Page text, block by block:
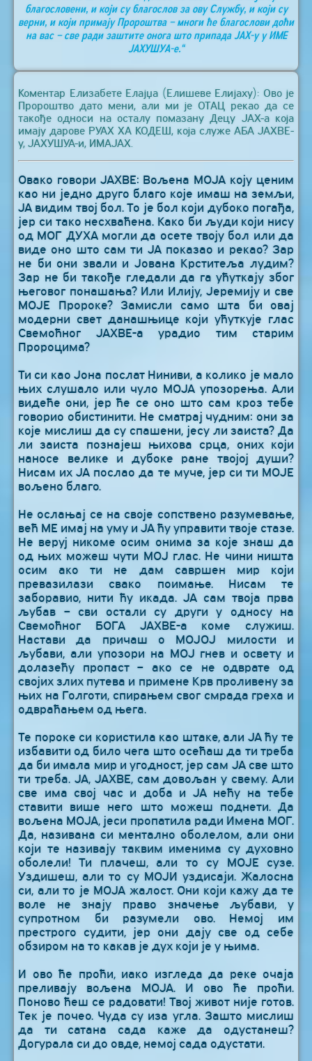
благословени, и који су благослов за ову Службу, и који су
верни, и који примају Пророштва – многи ће благослови доћи
на вас – све ради заштите онога што припада ЈАХ-у у ИМЕ
ЈАХУШУА-е.“
Коментар Елизабете Елајџа (Елишеве Елијаху): Ово је
Пророштво дато мени, али ми је ОТАЦ рекао да се
такође односи на осталу помазану Децу ЈАХ-а која
имају дарове РУАХ ХА КОДЕШ, која служе АБА ЈАХВЕ-
у, ЈАХУШУА-и, ИМАЈАХ.
Овако говори ЈАХВЕ: Вољена МОЈА коју ценим
као ни једно друго благо које имаш на земљи,
ЈА видим твој бол. То је бол који дубоко погађа,
јер си тако несхваћена. Како би људи који нису
од МОГ ДУХА могли да осете твоју бол или да
виде оно што сам ти ЈА показао и рекао? Зар
не би они звали и Јована Крститеља лудим?
Зар не би такође гледали да га ућуткају због
његовог понашања? Или Илију, Јеремију и све
МОЈЕ Пророке? Замисли само шта би овај
модерни свет данашњице који ућуткује глас
Свемоћног ЈАХВЕ-а урадио тим старим
Пророцима?
Ти си као Јона послат Ниниви, а колико је мало
њих слушало или чуло МОЈА упозорења. Али
видеће они, јер ће се оно што сам кроз тебе
говорио обистинити. Не сматрај чудним: они за
које мислиш да су спашени, јесу ли заиста? Да
ли заиста познајеш њихова срца, оних који
наносе велике и дубоке ране твојој души?
Нисам их ЈА послао да те муче, јер си ти МОЈЕ
вољено благо.
Не ослањај се на своје сопствено разумевање,
већ МЕ имај на уму и ЈА ћу управити твоје стазе.
Не веруј никоме осим онима за које знаш да
од њих можеш чути МОЈ глас. Не чини ништа
осим ако ти не дам савршен мир који
превазилази свако поимање. Нисам те
заборавио, нити ћу икада. ЈА сам твоја прва
љубав – сви остали су други у односу на
Свемоћног БОГА ЈАХВЕ-а коме служиш.
Настави да причаш о МОЈОЈ милости и
љубави, али упозори на МОЈ гнев и освету и
долазећу пропаст – ако се не одврате од
својих злих путева и примене Крв проливену за
њих на Голготи, спирањем свог смрада греха и
одвраћањем од њега.
Те пороке си користила као штаке, али ЈА ћу те
избавити од било чега што осећаш да ти треба
да би имала мир и угодност, јер сам ЈА све што
ти треба. ЈА, ЈАХВЕ, сам довољан у свему. Али
све има свој час и доба и ЈА нећу на тебе
ставити више него што можеш поднети. Да
вољена МОЈА, јеси пропатила ради Имена МОГ.
Да, називана си ментално оболелом, али они
који те називају таквим именима су духовно
оболели! Ти плачеш, али то су МОЈЕ сузе.
Уздишеш, али то су МОЈИ уздисаји. Жалосна
си, али то је МОЈА жалост. Они који кажу да те
воле не знају право значење љубави, у
супротном би разумели ово. Немој им
престрого судити, јер они дају све од себе
обзиром на то какав је дух који је у њима.
И ово ће проћи, иако изгледа да реке очаја
преливају вољена МОЈА. И ово ће проћи.
Поново ћеш се радовати! Твој живот није готов.
Тек је почео. Чуда су иза угла. Зашто мислиш
да ти сатана сада каже да одустанеш?
Догурала си до овде, немој сада одустати.